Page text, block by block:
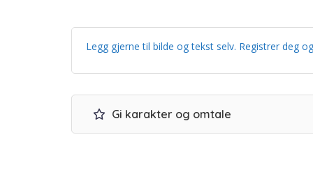
Legg gjerne til bilde og tekst selv. Registrer deg
Gi karakter og omtale